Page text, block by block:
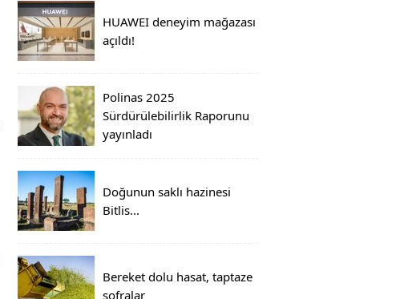
HUAWEI deneyim mağazası
açıldı!
Polinas 2025
Sürdürülebilirlik Raporunu
yayınladı
Doğunun saklı hazinesi
Bitlis...
Bereket dolu hasat, taptaze
sofralar